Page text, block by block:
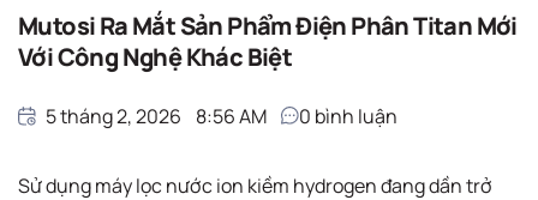
Trang chủ Công nghệ mới
Mutosi Ra Mắt Sản Phẩm Điện Phân Titan Mới
Với Công Nghệ Khác Biệt
5 tháng 2, 2026 8:56 AM 0 bình luận
Sử dụng máy lọc nước ion kiềm hydrogen đang dần trở